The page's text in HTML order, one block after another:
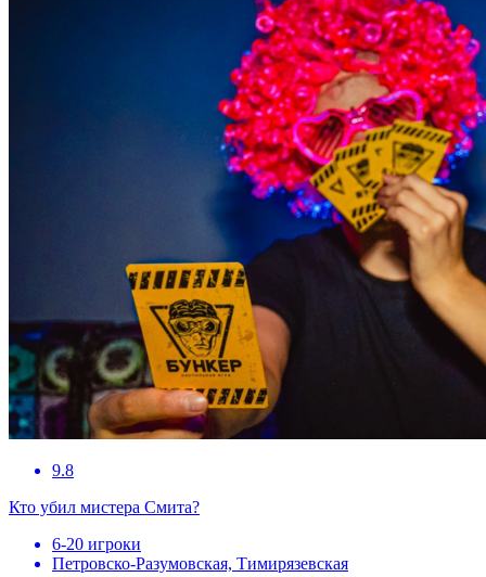
9.8
Кто убил мистера Смита?
6-20 игроки
Петровско-Разумовская, Тимирязевская